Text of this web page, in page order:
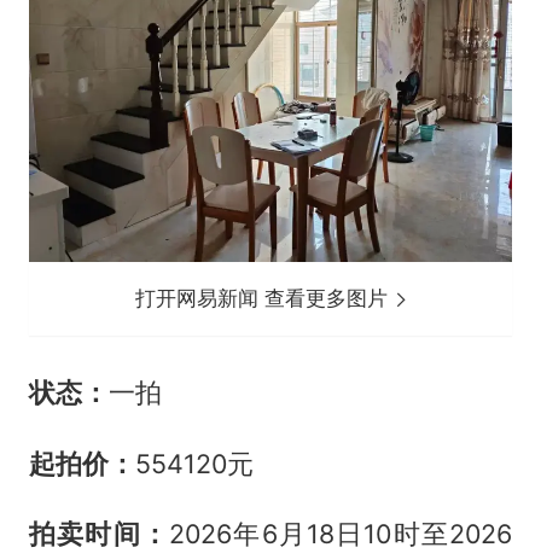
打开网易新闻 查看更多图片
状态： 一拍
起拍价： 554120元
拍卖时间： 2026年6月18日10时至2026